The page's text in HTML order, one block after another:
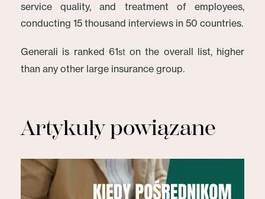
service quality, and treatment of employees,
conducting 15 thousand interviews in 50 countries.
Generali is ranked 61ston the overall list, higher
than any other large insurance group.
Artykuły powiązane